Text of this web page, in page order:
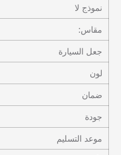
نموذج لا
مقاس:
جعل السيارة
لون
ضمان
جودة
موعد التسليم